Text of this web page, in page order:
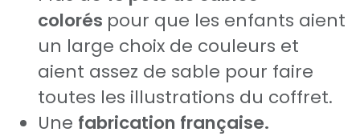
colorés pour que les enfants aient
un large choix de couleurs et
aient assez de sable pour faire
toutes les illustrations du coffret.
Une fabrication française.